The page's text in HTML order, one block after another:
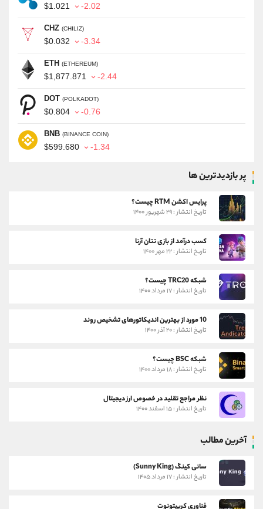
$1.021 -2.02
CHZ (CHILIZ)
$0.032 -3.34
ETH (ETHEREUM)
$1,877.871 -2.44
DOT (POLKADOT)
$0.804 -0.76
BNB (BINANCE COIN)
$599.680 -1.34
پر بازدیدترین ها
پرایس اکشن RTM چیست؟
تاریخ انتشار : ۲۹ شهریور ۱۴۰۰
کسب درآمد از بازی تتان آرنا
تاریخ انتشار : ۲۲ مهر ۱۴۰۰
شبکه TRC20 چیست؟
تاریخ انتشار : ۱۷ مرداد ۱۴۰۰
10 مورد از بهترین اندیکاتورهای تشخیص روند
تاریخ انتشار : ۲۰ آذر ۱۴۰۰
شبکه BSC چیست؟
تاریخ انتشار : ۱۸ مرداد ۱۴۰۰
نظر مراجع تقلید در خصوص ارز دیجیتال
تاریخ انتشار : ۱۵ اسفند ۱۴۰۰
آخرین مطالب
سانی کینگ (Sunny King)
تاریخ انتشار : ۱۷ مرداد ۱۴۰۵